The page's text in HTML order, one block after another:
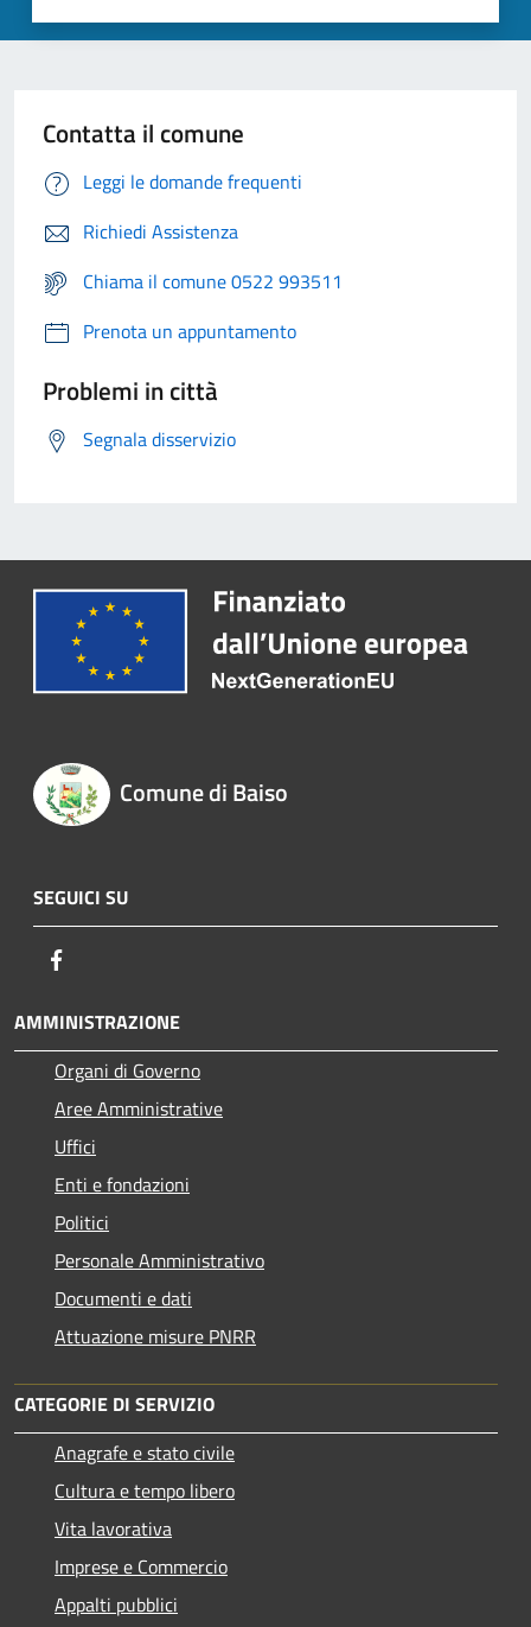
Contatta il comune
Leggi le domande frequenti
Richiedi Assistenza
Chiama il comune 0522 993511
Prenota un appuntamento
Problemi in città
Segnala disservizio
Comune di Baiso
SEGUICI SU
AMMINISTRAZIONE
Organi di Governo
Aree Amministrative
Uffici
Enti e fondazioni
Politici
Personale Amministrativo
Documenti e dati
Attuazione misure PNRR
CATEGORIE DI SERVIZIO
Anagrafe e stato civile
Cultura e tempo libero
Vita lavorativa
Imprese e Commercio
Appalti pubblici